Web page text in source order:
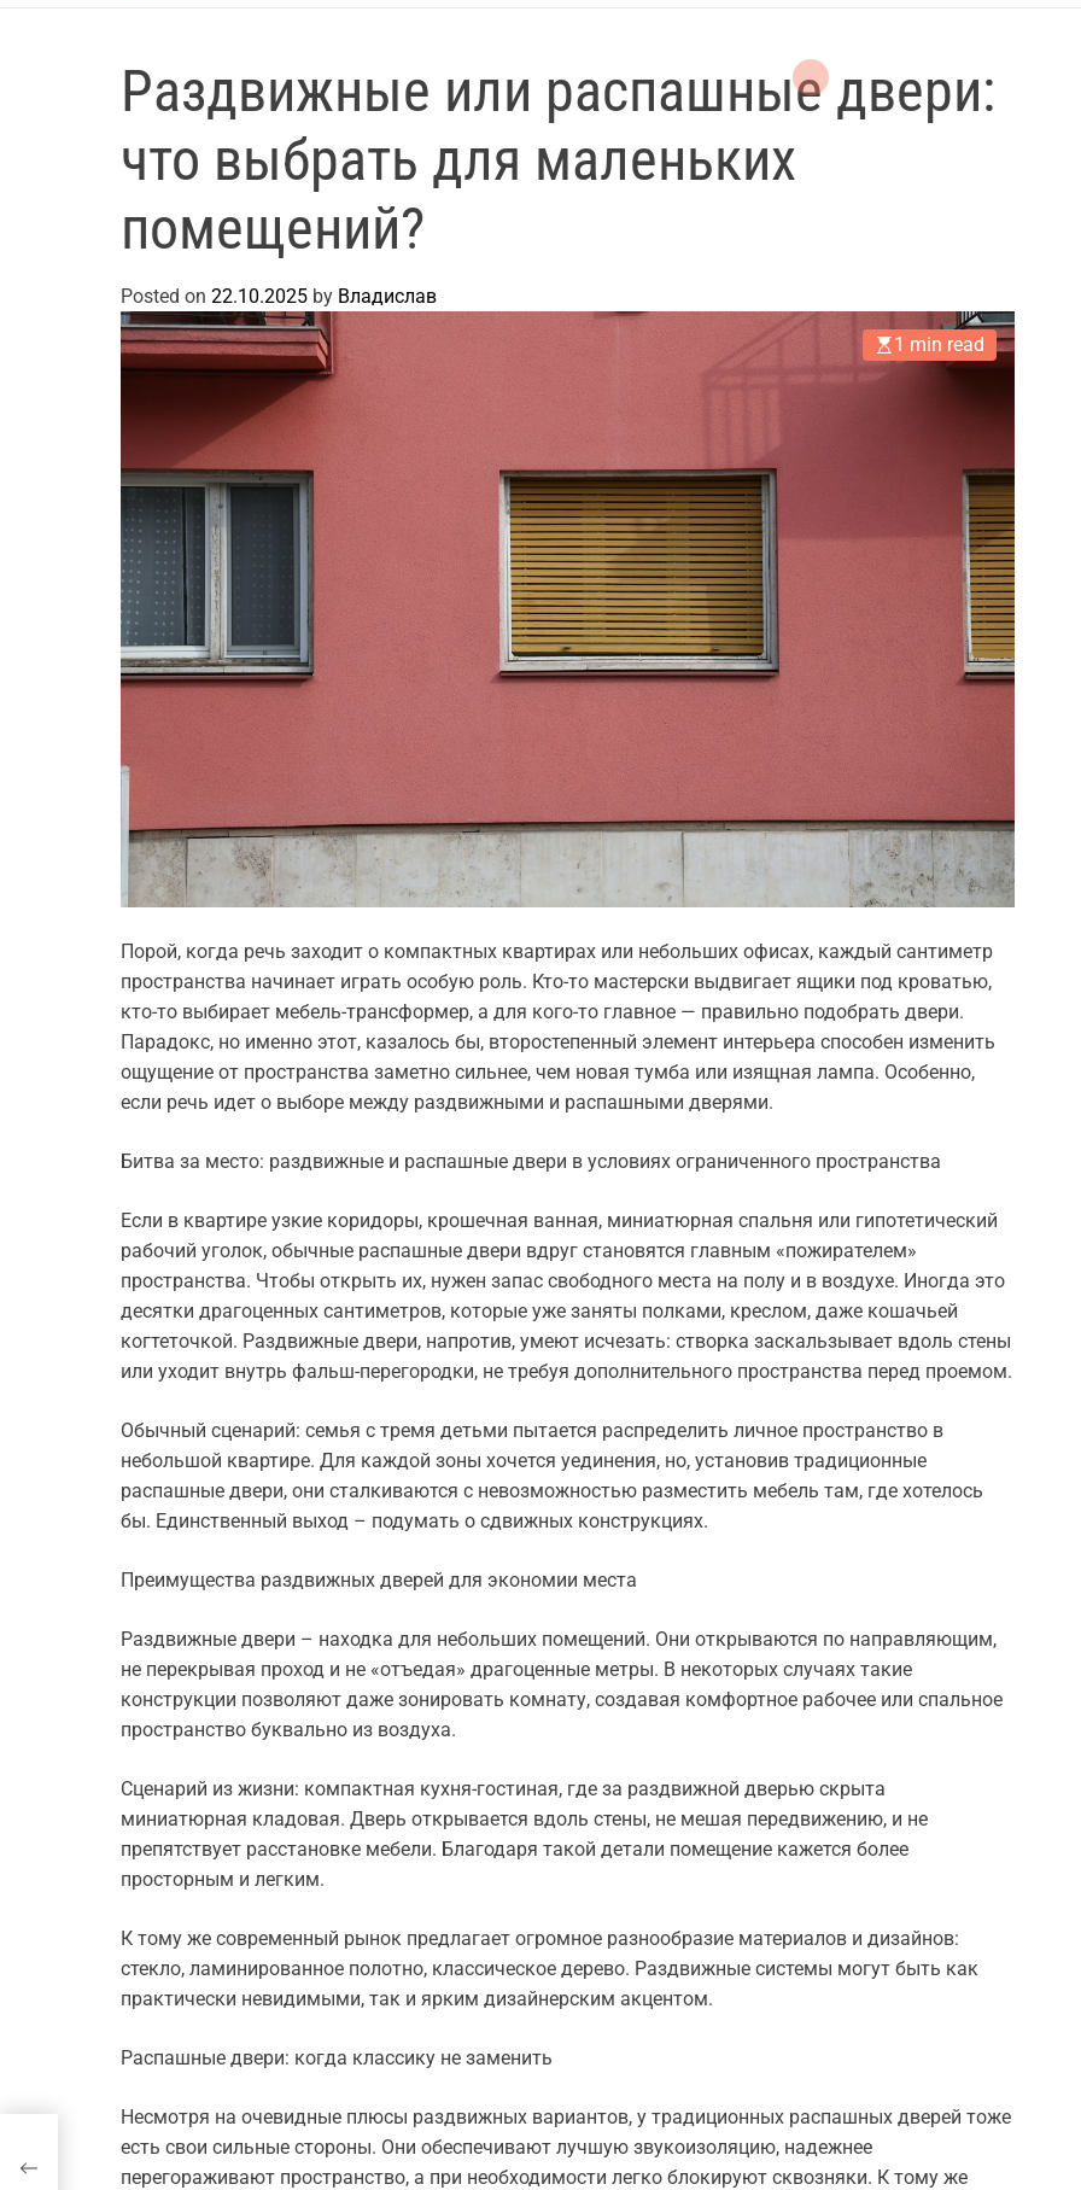
Раздвижные или распашные двери:
что выбрать для маленьких
помещений?
Posted on 22.10.2025 by Владислав
1 min read
Порой, когда речь заходит о компактных квартирах или небольших офисах, каждый сантиметр
пространства начинает играть особую роль. Кто-то мастерски выдвигает ящики под кроватью,
кто-то выбирает мебель-трансформер, а для кого-то главное — правильно подобрать двери.
Парадокс, но именно этот, казалось бы, второстепенный элемент интерьера способен изменить
ощущение от пространства заметно сильнее, чем новая тумба или изящная лампа. Особенно,
если речь идет о выборе между раздвижными и распашными дверями.
Битва за место: раздвижные и распашные двери в условиях ограниченного пространства
Если в квартире узкие коридоры, крошечная ванная, миниатюрная спальня или гипотетический
рабочий уголок, обычные распашные двери вдруг становятся главным «пожирателем»
пространства. Чтобы открыть их, нужен запас свободного места на полу и в воздухе. Иногда это
десятки драгоценных сантиметров, которые уже заняты полками, креслом, даже кошачьей
когтеточкой. Раздвижные двери, напротив, умеют исчезать: створка заскальзывает вдоль стены
или уходит внутрь фальш-перегородки, не требуя дополнительного пространства перед проемом.
Обычный сценарий: семья с тремя детьми пытается распределить личное пространство в
небольшой квартире. Для каждой зоны хочется уединения, но, установив традиционные
распашные двери, они сталкиваются с невозможностью разместить мебель там, где хотелось
бы. Единственный выход – подумать о сдвижных конструкциях.
Преимущества раздвижных дверей для экономии места
Раздвижные двери – находка для небольших помещений. Они открываются по направляющим,
не перекрывая проход и не «отъедая» драгоценные метры. В некоторых случаях такие
конструкции позволяют даже зонировать комнату, создавая комфортное рабочее или спальное
пространство буквально из воздуха.
Сценарий из жизни: компактная кухня-гостиная, где за раздвижной дверью скрыта
миниатюрная кладовая. Дверь открывается вдоль стены, не мешая передвижению, и не
препятствует расстановке мебели. Благодаря такой детали помещение кажется более
просторным и легким.
К тому же современный рынок предлагает огромное разнообразие материалов и дизайнов:
стекло, ламинированное полотно, классическое дерево. Раздвижные системы могут быть как
практически невидимыми, так и ярким дизайнерским акцентом.
Распашные двери: когда классику не заменить
Несмотря на очевидные плюсы раздвижных вариантов, у традиционных распашных дверей тоже
есть свои сильные стороны. Они обеспечивают лучшую звукоизоляцию, надежнее
перегораживают пространство, а при необходимости легко блокируют сквозняки. К тому же